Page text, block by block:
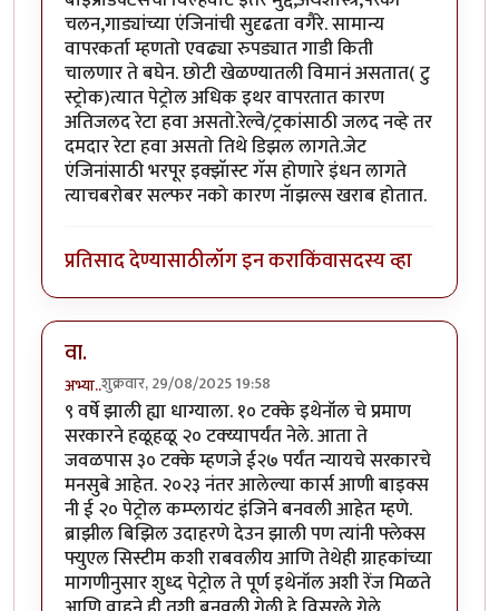
चलन,गाड्यांच्या एंजिनांची सुदृढता वगैरे. सामान्य
वापरकर्ता म्हणतो एवढ्या रुपड्यात गाडी किती
चालणार ते बघेन. छोटी खेळण्यातली विमानं असतात( टु
स्ट्रोक)त्यात पेट्रोल अधिक इथर वापरतात कारण
अतिजलद रेटा हवा असतो.रेल्वे/ट्रकांसाठी जलद नव्हे तर
दमदार रेटा हवा असतो तिथे डिझल लागते.जेट
एंजिनांसाठी भरपूर इक्झॅास्ट गॅस होणारे इंधन लागते
त्याचबरोबर सल्फर नको कारण नॅाझल्स खराब होतात.
प्रतिसाद देण्यासाठीलॉग इन कराकिंवासदस्य व्हा
वा.
अभ्या..शुक्रवार, 29/08/2025 19:58
९ वर्षे झाली ह्या धाग्याला. १० टक्के इथेनॉल चे प्रमाण
सरकारने हळूहळू २० टक्य्यापर्यंत नेले. आता ते
जवळपास ३० टक्के म्हणजे ई२७ पर्यंत न्यायचे सरकारचे
मनसुबे आहेत. २०२३ नंतर आलेल्या कार्स आणी बाइक्स
नी ई २० पेट्रोल कम्प्लायंट इंजिने बनवली आहेत म्हणे.
ब्राझील बिझिल उदाहरणे देउन झाली पण त्यांनी फ्लेक्स
फ्युएल सिस्टीम कशी राबवलीय आणि तेथेही ग्राहकांच्या
मागणीनुसार शुध्द पेट्रोल ते पूर्ण इथेनॉल अशी रेंज मिळते